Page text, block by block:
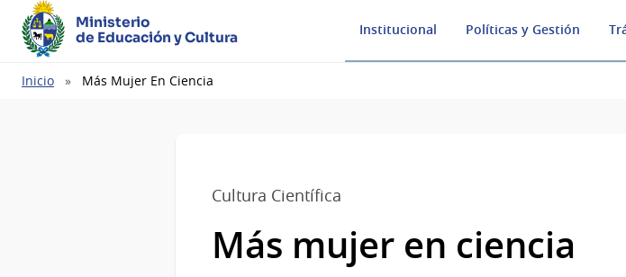
Ministerio
de Educación y Cultura
Institucional Políticas y Gestión
Ruta
Inicio Más Mujer En Ciencia
Cultura Científica
Más mujer en ciencia